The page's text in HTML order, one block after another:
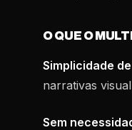
O QUE O
Simplicidade
narrativas
Sem